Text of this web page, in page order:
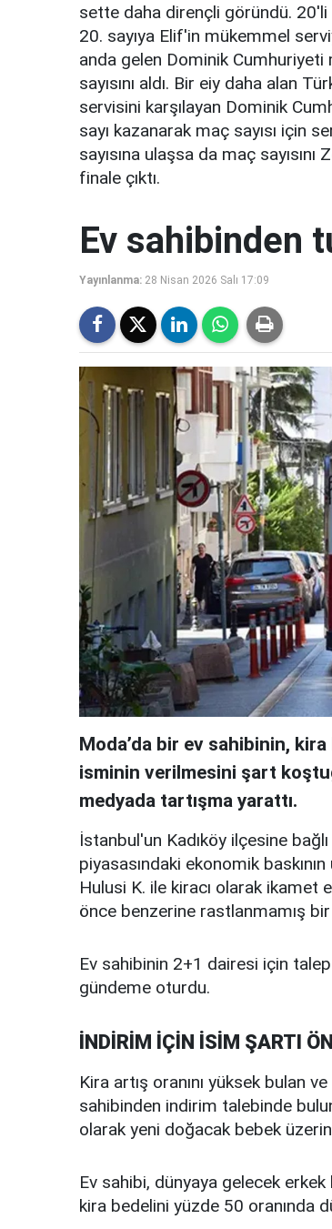
sette daha dirençli göründü. 20'li
20. sayıya Elif'in mükemmel
anda gelen Dominik Cumhuriyeti
sayısını aldı. Bir eiy daha alan
servisini karşılayan Dominik
sayı kazanarak maç sayısı için
sayısına ulaşsa da maç
finale çıktı.
Ev sahibinden
Yayınlanma: 28 Nisan 2026 Salı 17:09
Moda’da bir ev sahibinin,
isminin verilmesini şart
medyada tartışma yarattı.
İstanbul'un Kadıköy ilçesine
piyasasındaki ekonomik
Hulusi K. ile kiracı olarak ikamet
önce benzerine rastlanmamış
Ev sahibinin 2+1 dairesi için
gündeme oturdu.
İNDİRİM İÇİN İSİM ŞARTI
Kira artış oranını yüksek bulan
sahibinden indirim talebinde
olarak yeni doğacak bebek
Ev sahibi, dünyaya gelecek
kira bedelini yüzde 50 oranında